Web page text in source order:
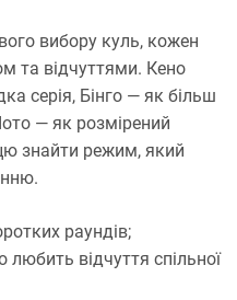
вибору куль, кожен
та відчуттями. Кено
серія, Бінго — як більш
— як розмірений
знайти режим, який
раундів;
любить відчуття спільної